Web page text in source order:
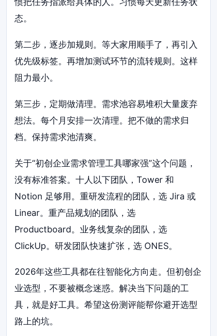
态。
第二步，逐步加规则。等大家用顺手了，再引入
优先级标签。再增加测试环节的流转规则。这样
阻力最小。
第三步，定期做清理。需求池容易堆积大量废弃
想法。每个月安排一次清理。把不做的需求归
档。保持需求池清爽。
关于“初创企业需求管理工具哪家强”这个问题，
没有标准答案。十人以下团队，Tower 和
Notion 足够用。重研发流程的团队，选 Jira 或
Linear。重产品规划的团队，选
Productboard。业务线复杂的团队，选
ClickUp。研发团队快速扩张，选 ONES。
2026年这些工具都在往智能化方向走。但初创企
业选型，不要被概念迷惑。解决当下问题的工
具，就是好工具。希望这份测评能帮你避开选型
路上的坑。